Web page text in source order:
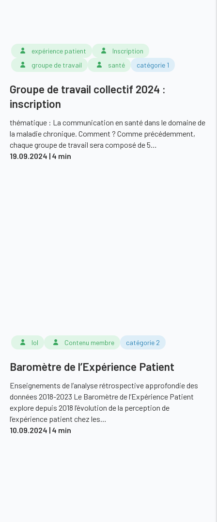
expérience patient
Inscription
groupe de travail
santé catégorie 1
Groupe de travail collectif 2024 :
inscription
thématique : La communication en santé dans le domaine de
la maladie chronique. Comment ? Comme précédemment,
chaque groupe de travail sera composé de 5…
19.09.2024 | 4 min
lol Contenu membre catégorie 2
Baromètre de l’Expérience Patient
Enseignements de l’analyse rétrospective approfondie des
données 2018-2023 Le Baromètre de l’Expérience Patient
explore depuis 2018 l’évolution de la perception de
l’expérience patient chez les…
10.09.2024 | 4 min